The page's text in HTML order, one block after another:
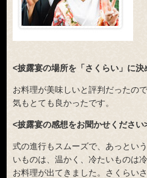
<披露宴の場所を「さくらい」に決
お料理が美味しいと評判だったの
気もとても良かったです。
<披露宴の感想をお聞かせください
式の進行もスムーズで、あっとい
いものは、温かく、冷たいものは
お料理が出てきました。さくらい